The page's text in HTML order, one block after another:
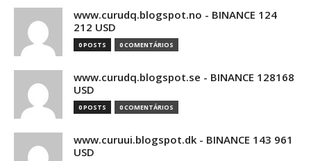
www.curudq.blogspot.no - BINANCE 124
212 USD
0 POSTS 0 COMENTÁRIOS
www.curudq.blogspot.se - BINANCE 128168
USD
0 POSTS 0 COMENTÁRIOS
www.curuui.blogspot.dk - BINANCE 143 961
USD